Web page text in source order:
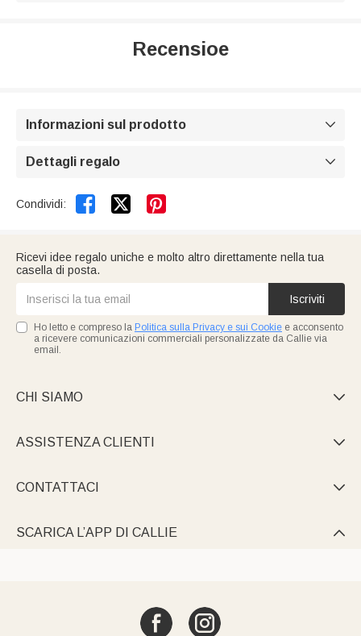
Recensioe
Informazioni sul prodotto 
Dettagli regalo 
Condividi:  
Ricevi idee regalo uniche e molto altro direttamente nella tua
casella di posta.
Iscriviti
Ho letto e compreso la Politica sulla Privacy e sui Cookie e acconsento
a ricevere comunicazioni commerciali personalizzate da Callie via
email.
CHI SIAMO 
ASSISTENZA CLIENTI 
CONTATTACI 
SCARICA L’APP DI CALLIE 